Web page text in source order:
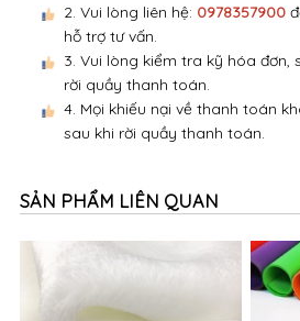
2. Vui lòng liên hệ: 0978357900
hỗ trợ tư vấn.
3. Vui lòng kiểm tra kỹ hóa đơn,
rời quầy thanh toán.
4. Mọi khiếu nại về thanh toán
sau khi rời quầy thanh toán.
SẢN PHẨM LIÊN QUAN